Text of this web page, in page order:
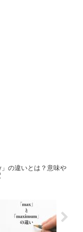
」の違いとは？意味や